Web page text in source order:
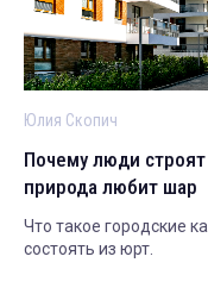
Юлия Скопич
Почему люди
природа любит шар
Что такое городские
состоять из юрт.